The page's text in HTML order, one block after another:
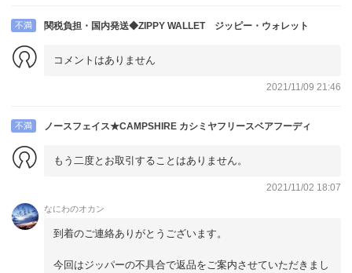
不満 関税負担・国内発送◆ZIPPY WALLET ジッピー・ウォレット
コメントはありません
2021/11/09 21:46
不満 ノースフェイス★CAMPSHIRE カシミヤフリースベアフーディ
もう二度とお取引することはありません。
2021/11/02 18:07
なにわのオカン
到着のご連絡ありがとうございます。
今回はジッパーの不具合で返品をご案内させていただきまし